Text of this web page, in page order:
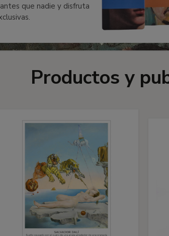
que nadie y disfruta
Productos y